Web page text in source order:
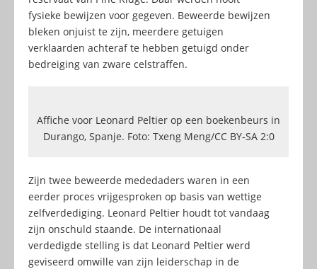
fysieke bewijzen voor gegeven. Beweerde bewijzen
bleken onjuist te zijn, meerdere getuigen
verklaarden achteraf te hebben getuigd onder
bedreiging van zware celstraffen.
Affiche voor Leonard Peltier op een boekenbeurs in
Durango, Spanje. Foto: Txeng Meng/CC BY-SA 2:0
Zijn twee beweerde mededaders waren in een
eerder proces vrijgesproken op basis van wettige
zelfverdediging. Leonard Peltier houdt tot vandaag
zijn onschuld staande. De internationaal
verdedigde stelling is dat Leonard Peltier werd
geviseerd omwille van zijn leiderschap in de